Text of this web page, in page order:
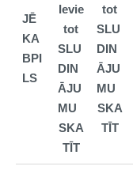
JĒ
KA
BPI
LS
Ievie
tot
SLU
DIN
ĀJU
MU
SKA
TĪT
tot
SLU
DIN
ĀJU
MU
SKA
TĪT